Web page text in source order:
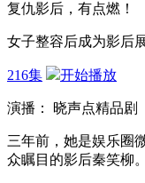
复仇影后，有点燃！
女子整容后成为影后
216集 开始播放
演播： 晓声点精品剧
三年前，她是娱乐圈
众瞩目的影后秦笑柳